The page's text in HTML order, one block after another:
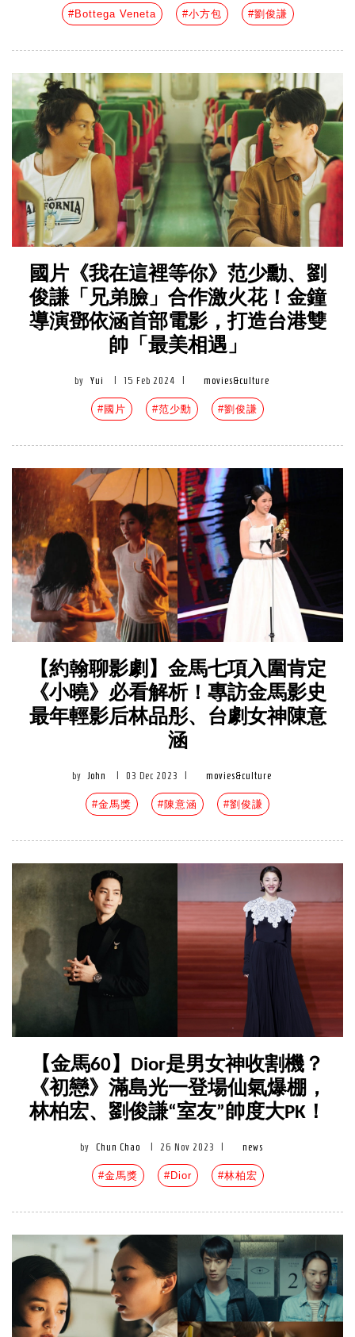
#Bottega Veneta #小方包 #劉俊謙
國片《我在這裡等你》范少勳、劉
俊謙「兄弟臉」合作激火花！金鐘
導演鄧依涵首部電影，打造台港雙
帥「最美相遇」
by Yui 15 Feb 2024 movies&culture
#國片 #范少勳 #劉俊謙
【約翰聊影劇】金馬七項入圍肯定
《小曉》必看解析！專訪金馬影史
最年輕影后林品彤、台劇女神陳意
涵
by John 03 Dec 2023 movies&culture
#金馬獎 #陳意涵 #劉俊謙
【金馬60】Dior是男女神收割機？
《初戀》滿島光一登場仙氣爆棚，
林柏宏、劉俊謙“室友”帥度大PK！
by Chun Chao 26 Nov 2023 news
#金馬獎 #Dior #林柏宏